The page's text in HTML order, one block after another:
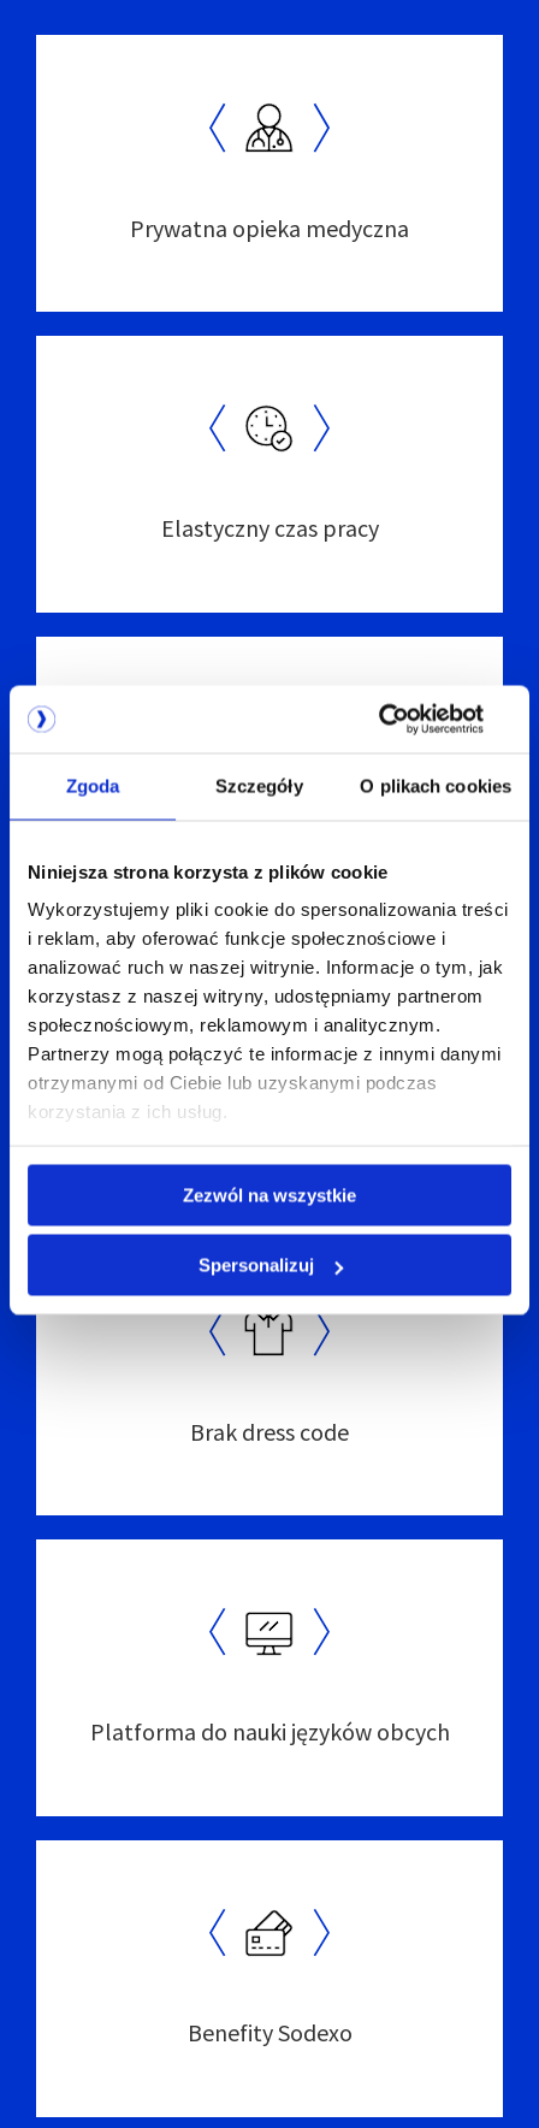
Zgoda Szczegóły O plikach cookies
Niniejsza strona korzysta z plików cookie
Wykorzystujemy pliki cookie do spersonalizowania treści
i reklam, aby oferować funkcje społecznościowe i
analizować ruch w naszej witrynie. Informacje o tym, jak
korzystasz z naszej witryny, udostępniamy partnerom
społecznościowym, reklamowym i analitycznym.
Partnerzy mogą połączyć te informacje z innymi danymi
otrzymanymi od Ciebie lub uzyskanymi podczas
korzystania z ich usług.
Zezwól na wszystkie
Spersonalizuj
Prywatna opieka medyczna
Elastyczny czas pracy
Indywidualna ścieżka kariery
Przejrzysty proces rekrutacji
Brak dress code
Platforma do nauki języków obcych
Benefity Sodexo